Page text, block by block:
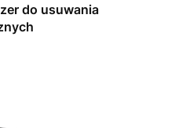
do usuwania